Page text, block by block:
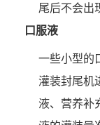
尾后不会出
口服液
一些小型的
灌装封尾机
液、营养补